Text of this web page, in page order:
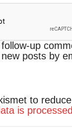
up
posts by
to
is processed